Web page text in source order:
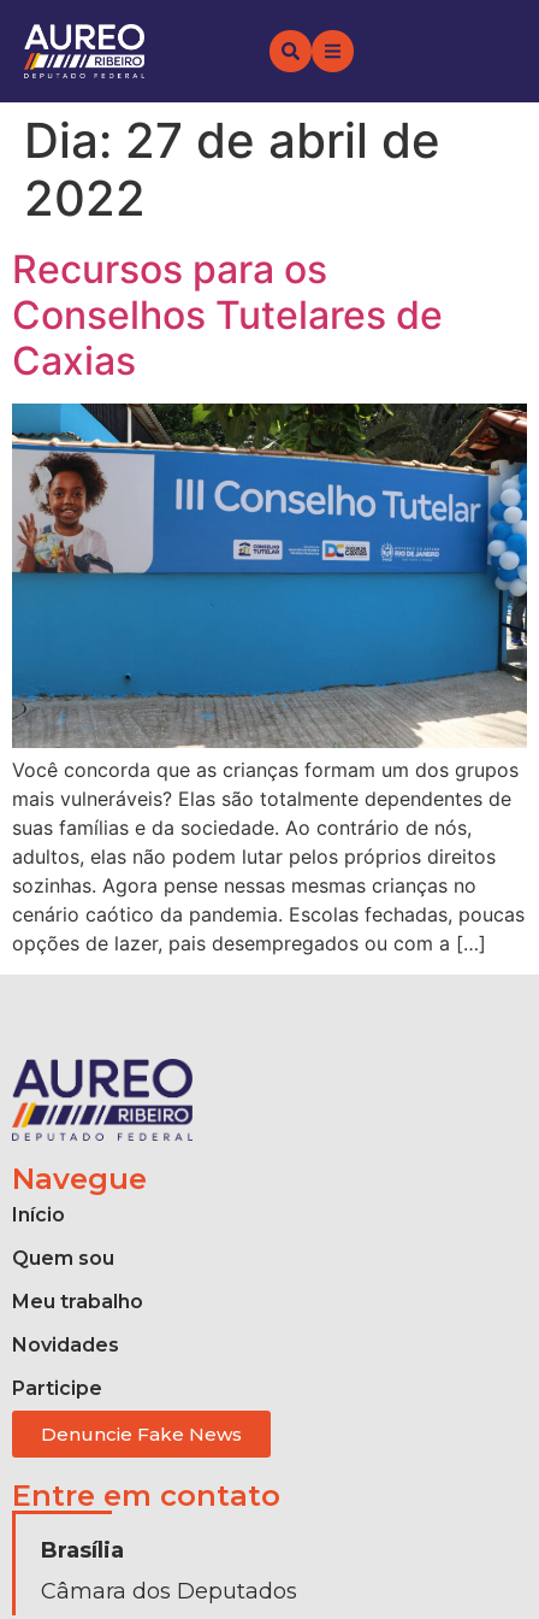
Dia: 27 de abril de
2022
Recursos para os
Conselhos Tutelares de
Caxias
Você concorda que as crianças formam um dos grupos
mais vulneráveis? Elas são totalmente dependentes de
suas famílias e da sociedade. Ao contrário de nós,
adultos, elas não podem lutar pelos próprios direitos
sozinhas. Agora pense nessas mesmas crianças no
cenário caótico da pandemia. Escolas fechadas, poucas
opções de lazer, pais desempregados ou com a […]
Navegue
Início
Quem sou
Meu trabalho
Novidades
Participe
Denuncie Fake News
Entre em contato
Brasília
Câmara dos Deputados